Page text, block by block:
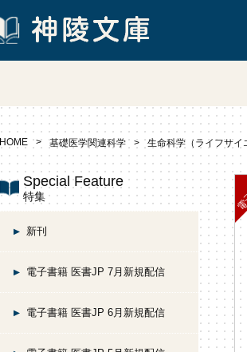
HOME 基礎医学関連科学 生命科学（ライフサイ
Special Feature
特集
新刊
電子書籍 医書JP 7月新規配信
電子書籍 医書JP 6月新規配信